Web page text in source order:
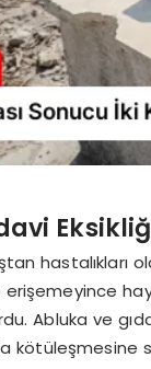
hastalıkları
Abluka ve
kötüleşmesine